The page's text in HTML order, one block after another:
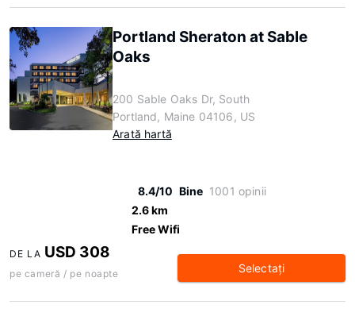
Portland Sheraton at Sable
Oaks
200 Sable Oaks Dr, South
Portland, Maine 04106, US
Arată hartă
8.4/10 Bine 1001 opinii
2.6 km
Free Wifi
DE LA USD 308
pe cameră / pe noapte Selectaţi